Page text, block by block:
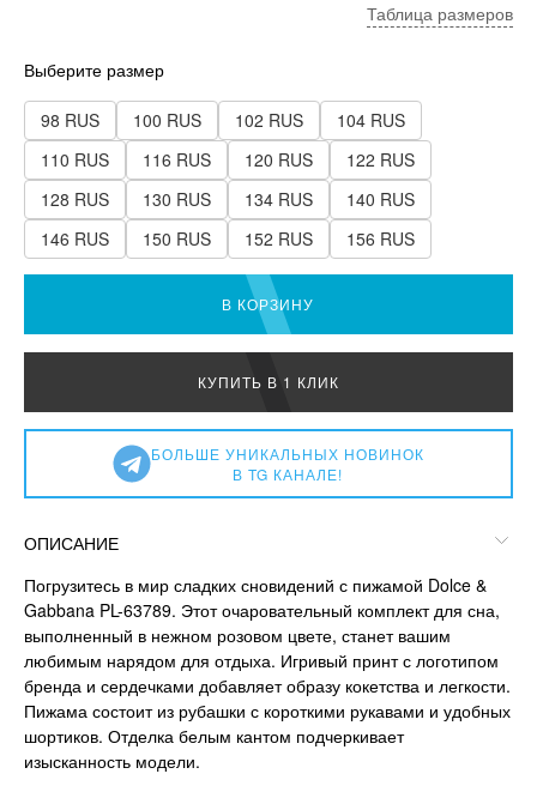
Таблица размеров
Выберите размер
98 RUS 100 RUS 102 RUS
104 RUS
110 RUS
116 RUS 120 RUS
122 RUS
128 RUS
130 RUS 134 RUS
140 RUS
146 RUS
150 RUS 152 RUS 156 RUS
В КОРЗИНУ
КУПИТЬ В 1 КЛИК
БОЛЬШЕ УНИКАЛЬНЫХ НОВИНОК
В TG КАНАЛЕ!
ОПИСАНИЕ
Погрузитесь в мир сладких сновидений с пижамой Dolce &
Gabbana PL-63789. Этот очаровательный комплект для сна,
выполненный в нежном розовом цвете, станет вашим
любимым нарядом для отдыха. Игривый принт с логотипом
бренда и сердечками добавляет образу кокетства и легкости.
Пижама состоит из рубашки с короткими рукавами и удобных
шортиков. Отделка белым кантом подчеркивает
изысканность модели.